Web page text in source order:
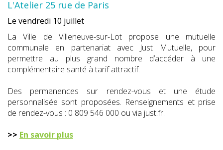
L'Atelier 25 rue de Paris
Le vendredi 10 juillet
La Ville de Villeneuve-sur-Lot propose une mutuelle
communale en partenariat avec Just Mutuelle, pour
permettre au plus grand nombre d’accéder à une
complémentaire santé à tarif attractif.
Des permanences sur rendez-vous et une étude
personnalisée sont proposées. Renseignements et prise
de rendez-vous : 0 809 546 000 ou via just.fr.
>> En savoir plus